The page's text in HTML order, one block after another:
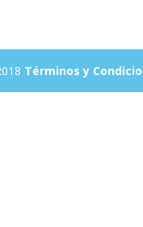
Términos y